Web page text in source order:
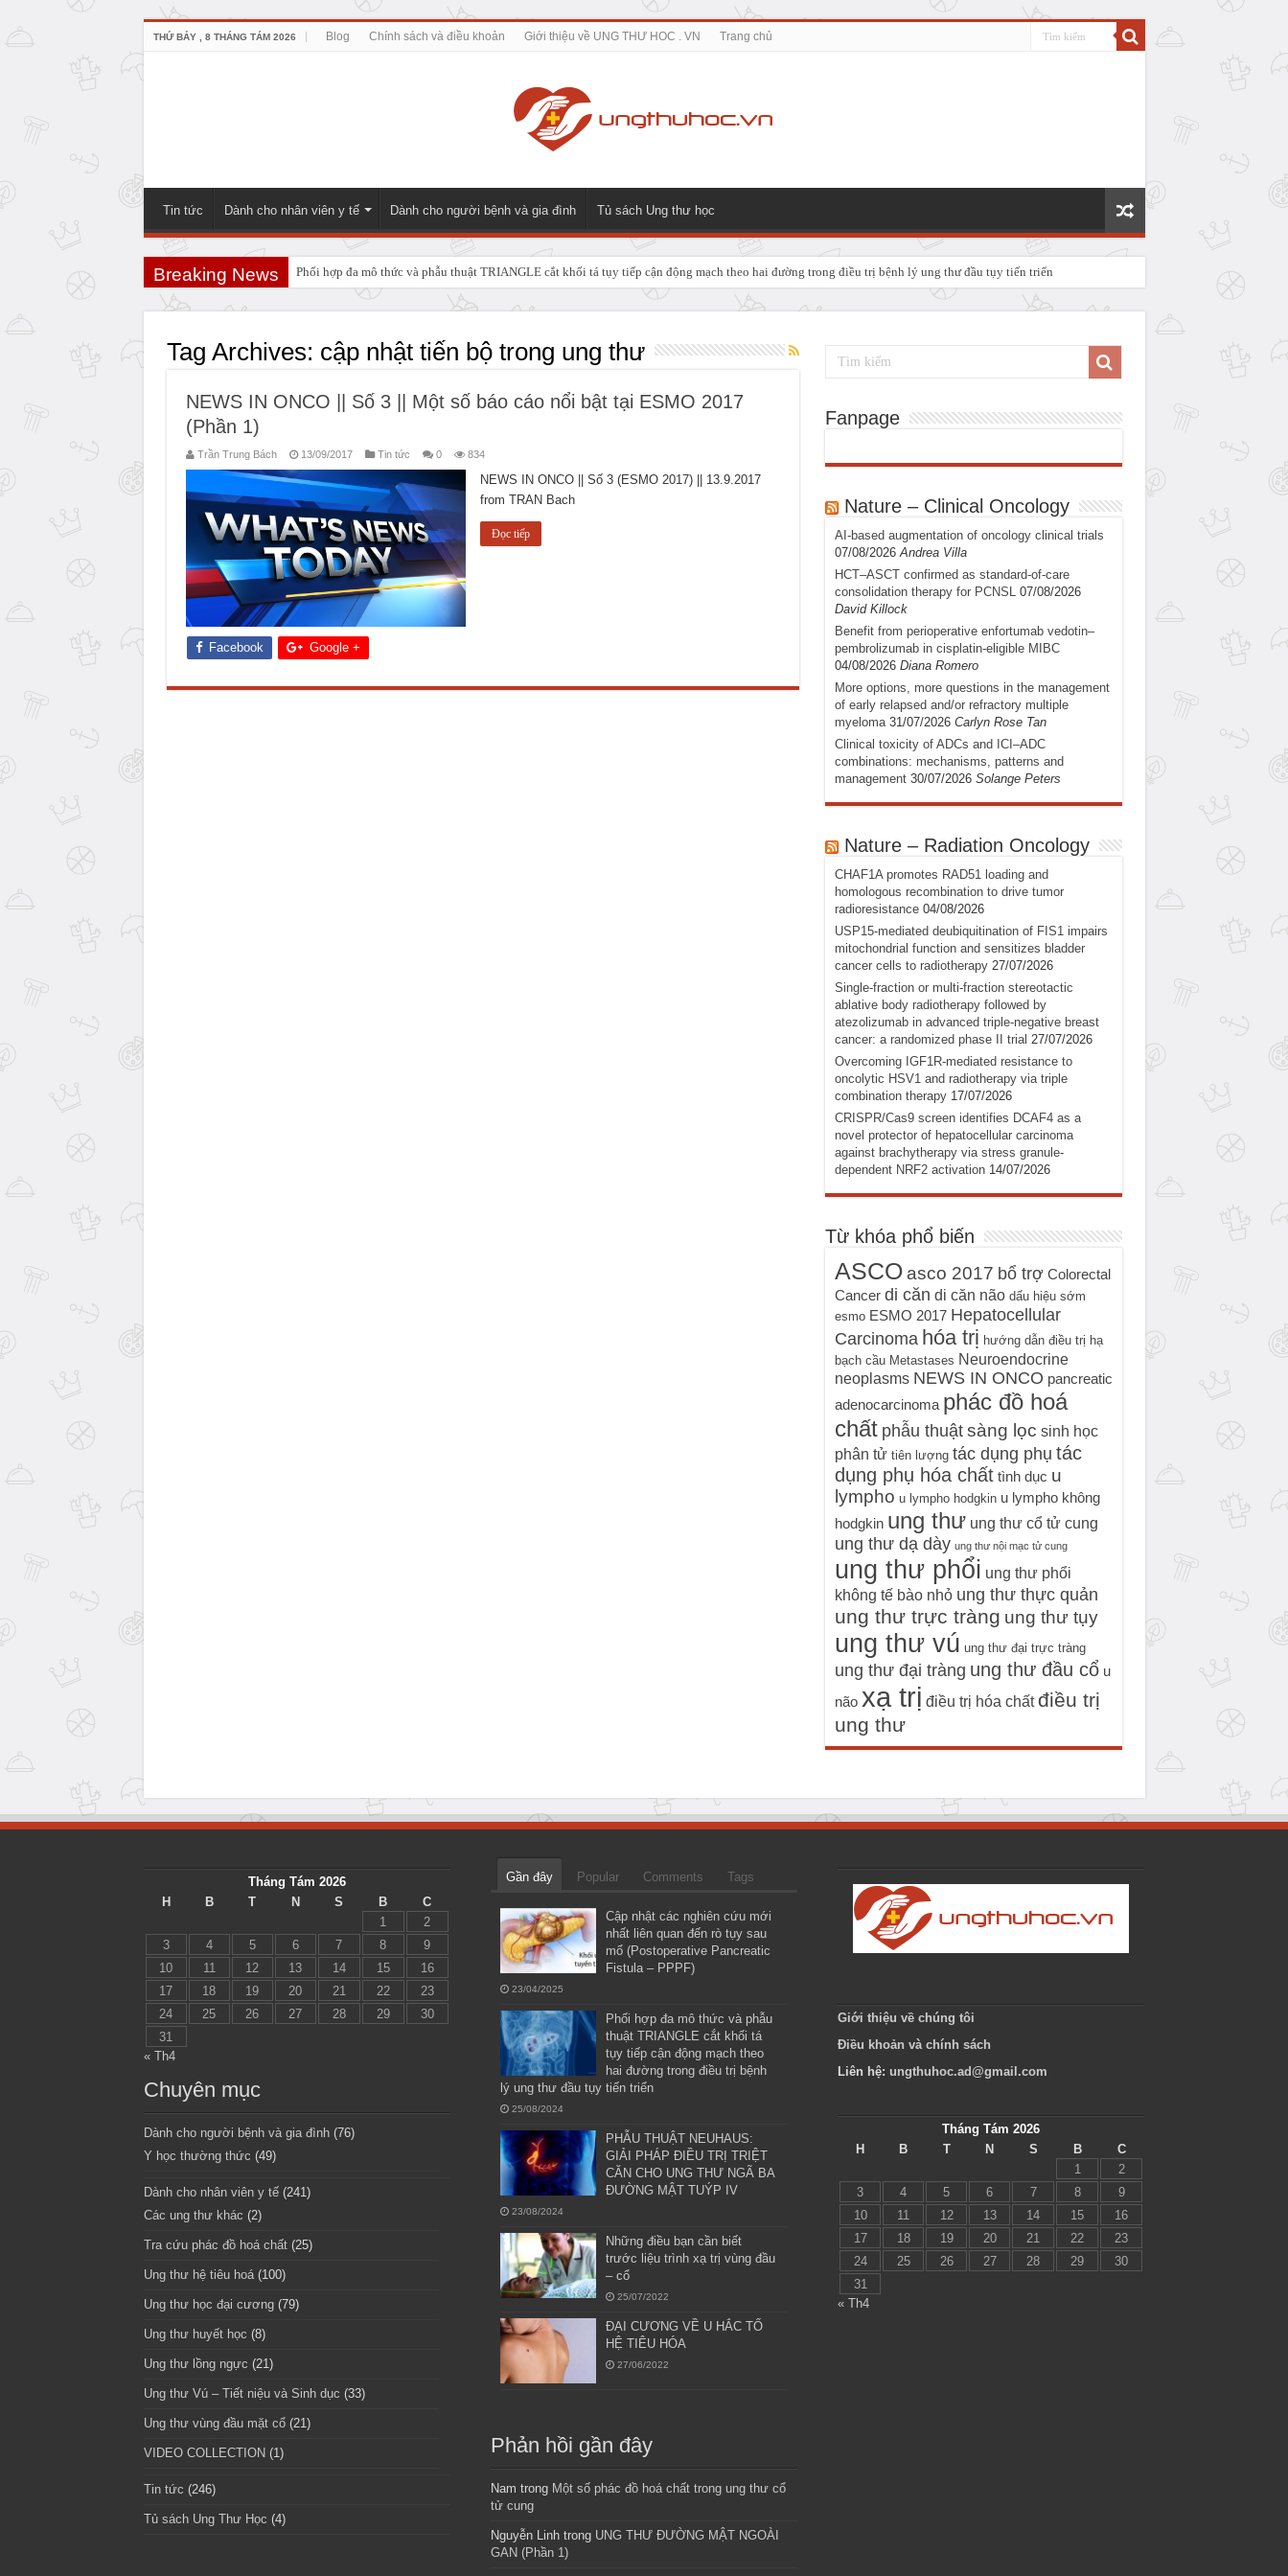
THỨ BẢY , 8 THÁNG TÁM 2026 Blog Chính sách và điều khoản Giới thiệu về UNG THƯ HOC . VN Trang chủ
Tin tức Dành cho nhân viên y tế Dành cho người bệnh và gia đình Tủ sách Ung thư học
Breaking News Phối hợp đa mô thức và phẫu thuật TRIANGLE cắt khối tá tụy tiếp cận động mạch theo hai đường trong điều trị bệnh lý ung thư đầu tụy tiến triển
PHẪU THUẬT NEUHAUS: GIẢI PHÁP ĐIỀU TRỊ TRIỆT CĂN CHO UNG THƯ NGÃ BA ĐƯỜNG MẬT TUÝP IV
Tag Archives: cập nhật tiến bộ trong ung thư
NEWS IN ONCO || Số 3 || Một số báo cáo nổi bật tại ESMO 2017
(Phần 1)
Trần Trung Bách 13/09/2017 Tin tức 0 834
NEWS IN ONCO || Số 3 (ESMO 2017) || 13.9.2017
from TRAN Bach
Đọc tiếp
Facebook Google +
Fanpage
Nature – Clinical Oncology
AI-based augmentation of oncology clinical trials
07/08/2026 Andrea Villa
HCT–ASCT confirmed as standard-of-care
consolidation therapy for PCNSL 07/08/2026
David Killock
Benefit from perioperative enfortumab vedotin–
pembrolizumab in cisplatin-eligible MIBC
04/08/2026 Diana Romero
More options, more questions in the management
of early relapsed and/or refractory multiple
myeloma 31/07/2026 Carlyn Rose Tan
Clinical toxicity of ADCs and ICI–ADC
combinations: mechanisms, patterns and
management 30/07/2026 Solange Peters
Nature – Radiation Oncology
CHAF1A promotes RAD51 loading and
homologous recombination to drive tumor
radioresistance 04/08/2026
USP15-mediated deubiquitination of FIS1 impairs
mitochondrial function and sensitizes bladder
cancer cells to radiotherapy 27/07/2026
Single-fraction or multi-fraction stereotactic
ablative body radiotherapy followed by
atezolizumab in advanced triple-negative breast
cancer: a randomized phase II trial 27/07/2026
Overcoming IGF1R-mediated resistance to
oncolytic HSV1 and radiotherapy via triple
combination therapy 17/07/2026
CRISPR/Cas9 screen identifies DCAF4 as a
novel protector of hepatocellular carcinoma
against brachytherapy via stress granule-
dependent NRF2 activation 14/07/2026
Từ khóa phổ biến
ASCO asco 2017 bổ trợ Colorectal
Cancer di căn di căn não dấu hiệu sớm
esmo ESMO 2017 Hepatocellular
Carcinoma hóa trị hướng dẫn điều trị hạ
bạch cầu Metastases Neuroendocrine
neoplasms NEWS IN ONCO pancreatic
adenocarcinoma phác đồ hoá
chất phẫu thuật sàng lọc sinh học
phân tử tiên lượng tác dụng phụ tác
dụng phụ hóa chất tình dục u
lympho u lympho hodgkin u lympho không
hodgkin ung thư ung thư cổ tử cung
ung thư dạ dày ung thư nội mạc tử cung
ung thư phổi ung thư phổi
không tế bào nhỏ ung thư thực quản
ung thư trực tràng ung thư tụy
ung thư vú ung thư đại trực tràng
ung thư đại tràng ung thư đầu cổ u
não xạ trị điều trị hóa chất điều trị
ung thư
Tháng Tám 2026
H
B T N S B
C
1
2
3
4 5 6 7 8
9
10
11 12 13 14 15
16
17
18 19 20 21 22
23
24
25 26 27 28 29
30
31
« Th4
Chuyên mục
Dành cho người bệnh và gia đình(76)
Y học thường thức (49)
Dành cho nhân viên y tế(241)
Các ung thư khác (2)
Tra cứu phác đồ hoá chất(25)
Ung thư hệ tiêu hoá(100)
Ung thư học đại cương(79)
Ung thư huyết học (8)
Ung thư lồng ngực (21)
Ung thư Vú – Tiết niệu và Sinh dục (33)
Ung thư vùng đầu mặt cổ(21)
VIDEO COLLECTION (1)
Tin tức (246)
Tủ sách Ung Thư Học (4)
Gần đây Popular Comments Tags
Cập nhật các nghiên cứu mới
nhất liên quan đến rò tụy sau
mổ (Postoperative Pancreatic
Fistula – PPPF)
23/04/2025
Phối hợp đa mô thức và phẫu
thuật TRIANGLE cắt khối tá
tụy tiếp cận động mạch theo
hai đường trong điều trị bệnh
lý ung thư đầu tụy tiến triển
25/08/2024
PHẪU THUẬT NEUHAUS:
GIẢI PHÁP ĐIỀU TRỊ TRIỆT
CĂN CHO UNG THƯ NGÃ BA
ĐƯỜNG MẬT TUÝP IV
23/08/2024
Những điều bạn cần biết
trước liệu trình xạ trị vùng đầu
– cổ
25/07/2022
ĐẠI CƯƠNG VỀ U HẮC TỐ
HỆ TIÊU HÓA
27/06/2022
Phản hồi gần đây
Nam trong Một số phác đồ hoá chất trong ung thư cổ
tử cung
Nguyễn Linhtrong UNG THƯ ĐƯỜNG MẬT NGOÀI
GAN (Phần 1)
Giới thiệu về chúng tôi
Điều khoản và chính sách
Liên hệ: ungthuhoc.ad@gmail.com
Tháng Tám 2026
H
B T N S B
C
1
2
3
4 5 6 7 8
9
10
11 12 13 14 15
16
17
18 19 20 21 22
23
24
25 26 27 28 29
30
31
« Th4